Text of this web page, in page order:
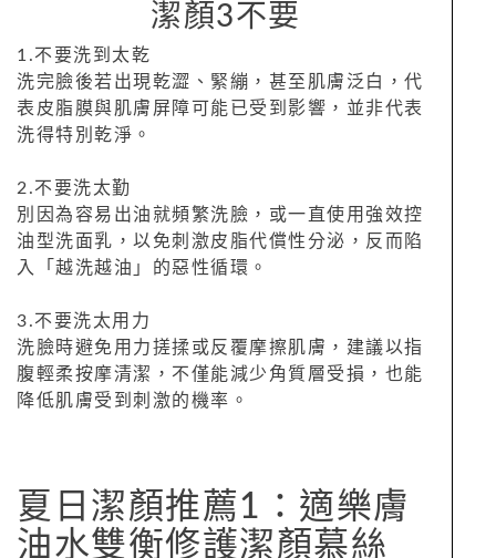
潔顏3不要
1.不要洗到太乾
洗完臉後若出現乾澀、緊繃，甚至肌膚泛白，代
表皮脂膜與肌膚屏障可能已受到影響，並非代表
洗得特別乾淨。
2.不要洗太勤
別因為容易出油就頻繁洗臉，或一直使用強效控
油型洗面乳，以免刺激皮脂代償性分泌，反而陷
入「越洗越油」的惡性循環。
3.不要洗太用力
洗臉時避免用力搓揉或反覆摩擦肌膚，建議以指
腹輕柔按摩清潔，不僅能減少角質層受損，也能
降低肌膚受到刺激的機率。
夏日潔顏推薦1：適樂膚
油水雙衡修護潔顏慕絲